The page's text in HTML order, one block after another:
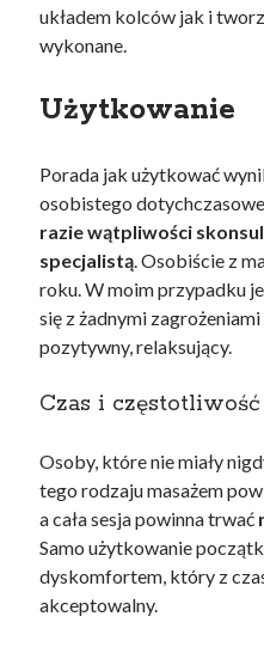
układem kolców jak i
wykonane.
Użytkowanie
Porada jak użytkować
osobistego
razie wątpliwości
specjalistą. Osobiście z
roku. W moim przypadku
się z żadnymi
pozytywny, relaksujący.
Czas i
Osoby, które nie miały
tego rodzaju masażem
a cała sesja powinna trwać
Samo użytkowanie
dyskomfortem, który z
akceptowalny.